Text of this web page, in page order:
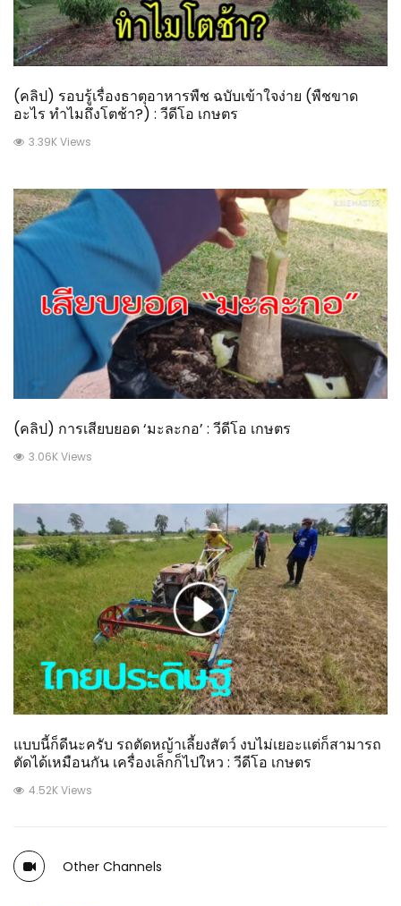
(คลิป) รอบรู้เรื่องธาตุอาหารพืช ฉบับเข้าใจง่าย (พืชขาด
อะไร ทำไมถึงโตช้า?) : วีดีโอ เกษตร
3.39K Views
(คลิป) การเสียบยอด ‘มะละกอ’ : วีดีโอ เกษตร
3.06K Views
แบบนี้ก็ดีนะครับ รถตัดหญ้าเลี้ยงสัตว์ งบไม่เยอะแต่ก็สามารถ
ตัดได้เหมือนกัน เครื่องเล็กก็ไปใหว : วีดีโอ เกษตร
4.52K Views
Other Channels